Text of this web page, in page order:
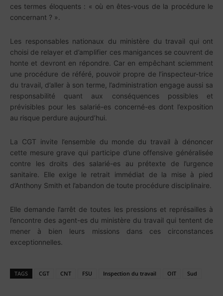
ces termes éloquents : « où en êtes-vous de la procédure le
concernant ? ».
Les responsables nationaux du ministère du travail qui ont
choisi de relayer et d’amplifier ces manigances se couvrent de
honte et devront en répondre. Car en empêchant sciemment
une procédure de référé, pouvoir propre de l’inspecteur-trice
du travail, d’aller à son terme, l’administration engage aussi sa
responsabilité quant aux conséquences possibles et
prévisibles pour les salarié-es concerné-es dont l’exposition
au risque perdure aujourd’hui.
La CGT invite l’ensemble du monde du travail à dénoncer
cette mesure grave qui participe d’une offensive généralisée
contre les droits des salarié-es au prétexte de l’urgence
sanitaire. Elle exige le retrait immédiat de la mise à pied
d’Anthony Smith et l’abandon de toute procédure disciplinaire.
Elle demande l’arrêt de toutes les pressions et représailles à
l’encontre des agent-es du ministère du travail qui tentent de
mener à bien leurs missions dans ces circonstances
exceptionnelles.
TAGS CGT CNT FSU Inspection du travail OIT Sud